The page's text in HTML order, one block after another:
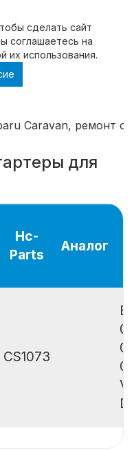
cделать сайт
соглашаетесь на
их использования.
ремонт
Caravan, ремонт
для
Hc-
Parts
Аналог
CS1073